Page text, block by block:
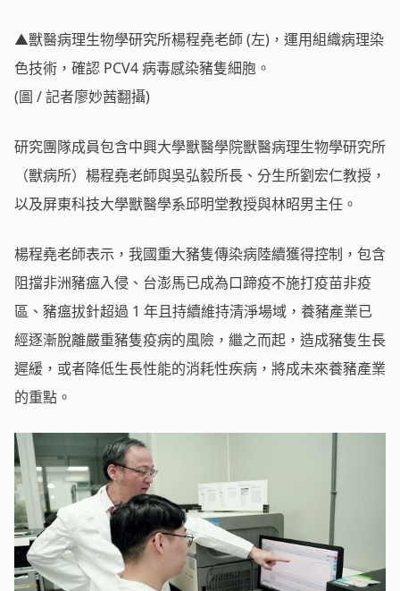
▲獸醫病理生物學研究所楊程堯老師 (左)，運用組織病理染
色技術，確認 PCV4 病毒感染豬隻細胞。
(圖 / 記者廖妙茜翻攝)
研究團隊成員包含中興大學獸醫學院獸醫病理生物學研究所
（獸病所）楊程堯老師與吳弘毅所長、分生所劉宏仁教授，
以及屏東科技大學獸醫學系邱明堂教授與林昭男主任。
楊程堯老師表示，我國重大豬隻傳染病陸續獲得控制，包含
阻擋非洲豬瘟入侵、台澎馬已成為口蹄疫不施打疫苗非疫
區、豬瘟拔針超過 1 年且持續維持清淨場域，養豬產業已
經逐漸脫離嚴重豬隻疫病的風險，繼之而起，造成豬隻生長
遲緩，或者降低生長性能的消耗性疾病，將成未來養豬產業
的重點。